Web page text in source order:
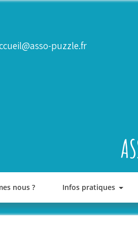
puzzle.fr
nous ? Infos pratiques